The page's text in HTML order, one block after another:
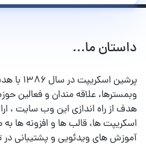
داستان ما...
پرشین
وبمسترها، علاقه مندان و فعالین
هدف از راه اندازی این وب سایت ،
اسکریپت ها، قالب ها و افزونه ها
آموزش های ویدئویی و پشتیبانی در